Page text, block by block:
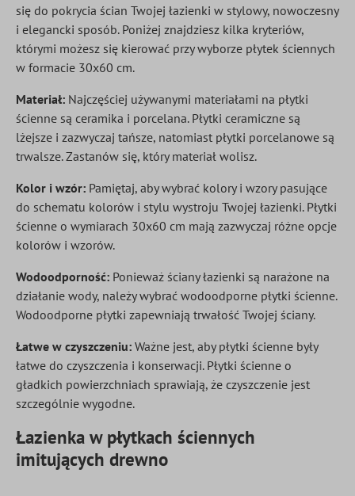
się do pokrycia ścian Twojej łazienki w stylowy, nowoczesny
i elegancki sposób. Poniżej znajdziesz kilka kryteriów,
którymi możesz się kierować przy wyborze płytek ściennych
w formacie 30x60 cm.
Materiał: Najczęściej używanymi materiałami na płytki
ścienne są ceramika i porcelana. Płytki ceramiczne są
lżejsze i zazwyczaj tańsze, natomiast płytki porcelanowe są
trwalsze. Zastanów się, który materiał wolisz.
Kolor i wzór: Pamiętaj, aby wybrać kolory i wzory pasujące
do schematu kolorów i stylu wystroju Twojej łazienki. Płytki
ścienne o wymiarach 30x60 cm mają zazwyczaj różne opcje
kolorów i wzorów.
Wodoodporność: Ponieważ ściany łazienki są narażone na
działanie wody, należy wybrać wodoodporne płytki ścienne.
Wodoodporne płytki zapewniają trwałość Twojej ściany.
Łatwe w czyszczeniu: Ważne jest, aby płytki ścienne były
łatwe do czyszczenia i konserwacji. Płytki ścienne o
gładkich powierzchniach sprawiają, że czyszczenie jest
szczególnie wygodne.
Łazienka w płytkach ściennych
imitujących drewno